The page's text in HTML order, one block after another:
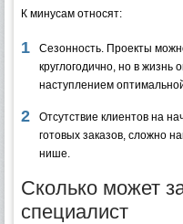
К минусам относят:
Сезонность. Проекты
круглогодично, но в
наступлением
Отсутствие клиентов на
готовых заказов, сложно
нише.
Сколько может
специалист